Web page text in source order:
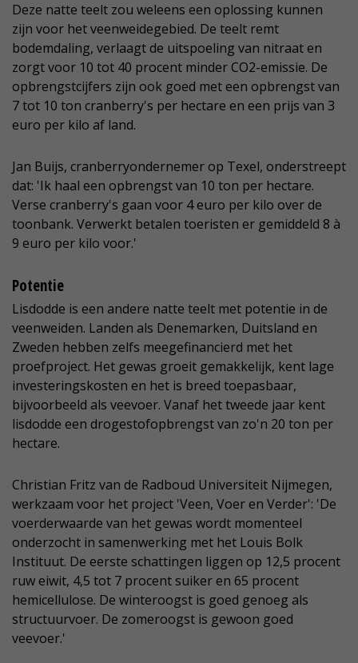
Deze natte teelt zou weleens een oplossing kunnen
zijn voor het veenweidegebied. De teelt remt
bodemdaling, verlaagt de uitspoeling van nitraat en
zorgt voor 10 tot 40 procent minder CO2-emissie. De
opbrengstcijfers zijn ook goed met een opbrengst van
7 tot 10 ton cranberry's per hectare en een prijs van 3
euro per kilo af land.
Jan Buijs, cranberryondernemer op Texel, onderstreept
dat: 'Ik haal een opbrengst van 10 ton per hectare.
Verse cranberry's gaan voor 4 euro per kilo over de
toonbank. Verwerkt betalen toeristen er gemiddeld 8 à
9 euro per kilo voor.'
Potentie
Lisdodde is een andere natte teelt met potentie in de
veenweiden. Landen als Denemarken, Duitsland en
Zweden hebben zelfs meegefinancierd met het
proefproject. Het gewas groeit gemakkelijk, kent lage
investeringskosten en het is breed toepasbaar,
bijvoorbeeld als veevoer. Vanaf het tweede jaar kent
lisdodde een drogestofopbrengst van zo'n 20 ton per
hectare.
Christian Fritz van de Radboud Universiteit Nijmegen,
werkzaam voor het project 'Veen, Voer en Verder': 'De
voerderwaarde van het gewas wordt momenteel
onderzocht in samenwerking met het Louis Bolk
Instituut. De eerste schattingen liggen op 12,5 procent
ruw eiwit, 4,5 tot 7 procent suiker en 65 procent
hemicellulose. De winteroogst is goed genoeg als
structuurvoer. De zomeroogst is gewoon goed
veevoer.'